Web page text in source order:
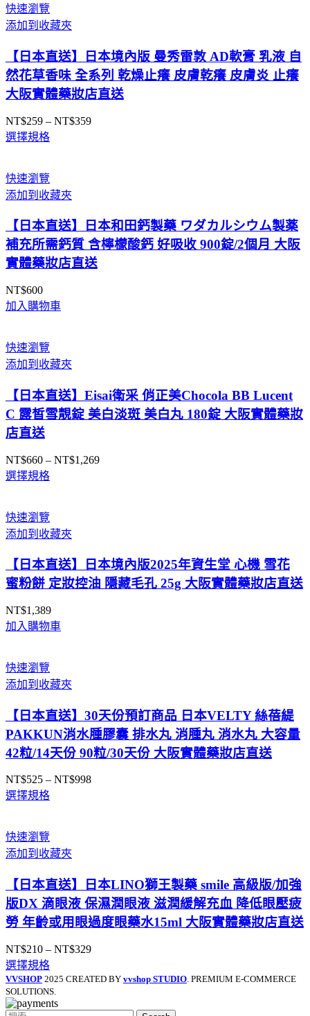
快速瀏覽
添加到收藏夾
【日本直送】日本境內版 曼秀雷敦 AD軟膏 乳液 自
然花草香味 全系列 乾燥止癢 皮膚乾癢 皮膚炎 止癢
大阪實體藥妝店直送
NT$259 – NT$359價
NT$359
選擇規格
快速瀏覽
添加到收藏夾
【日本直送】日本和田鈣製藥 ワダカルシウム製薬
補充所需鈣質 含檸檬酸鈣 好吸收 900錠/2個月 大阪
實體藥妝店直送
NT$600
加入購物車
快速瀏覽
添加到收藏夾
【日本直送】Eisai衛采 俏正美Chocola BB Lucent
C 露皙雪靚錠 美白淡斑 美白丸 180錠 大阪實體藥妝
店直送
NT$660 – NT$1,269價
NT$1,269
選擇規格
快速瀏覽
添加到收藏夾
【日本直送】日本境內版2025年資生堂 心機 雪花
蜜粉餅 定妝控油 隱藏毛孔 25g 大阪實體藥妝店直送
NT$1,389
加入購物車
快速瀏覽
添加到收藏夾
【日本直送】30天份預訂商品 日本VELTY 絲蓓緹
PAKKUN消水腫膠囊 排水丸 消腫丸 消水丸 大容量
42粒/14天份 90粒/30天份 大阪實體藥妝店直送
NT$525 – NT$998價
選擇規格
快速瀏覽
添加到收藏夾
【日本直送】日本LINO獅王製藥 smile 高級版/加強
版DX 滴眼液 保濕潤眼液 滋潤緩解充血 降低眼壓疲
勞 年齡或用眼過度眼藥水15ml 大阪實體藥妝店直送
NT$210 – NT$329價
範
選擇規格
VVSHOP 2025 CREATED BY vvshop STUDIO . PREMIUM E-COMMERCE
SOLUTIONS.